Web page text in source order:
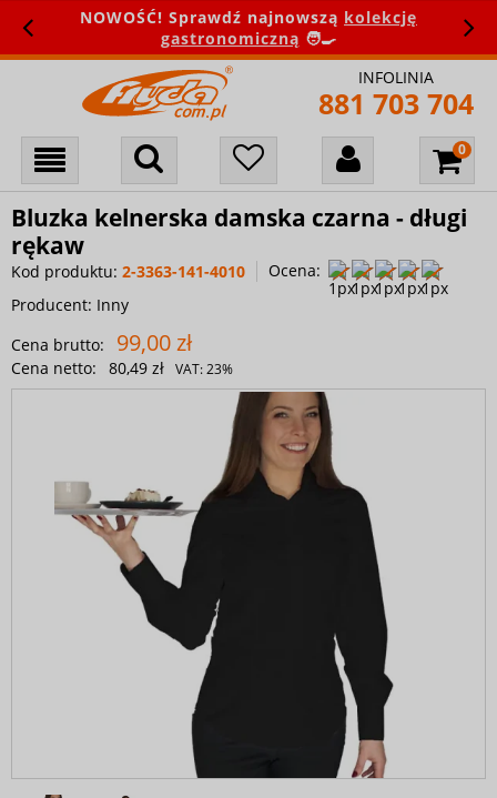
NOWOŚĆ! Sprawdź najnowszą kolekcję
gastronomiczną 🧑‍🍳
INFOLINIA
881 703 704
Bluzka kelnerska damska czarna - długi
rękaw
Kod produktu: 2-3363-141-4010
Ocena:
Producent: Inny
Cena brutto:
99,00 zł
Cena netto: 80,49 zł VAT:23%